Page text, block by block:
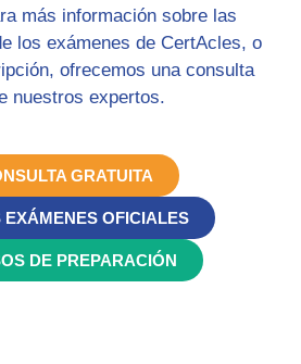
más información sobre las
los exámenes de CertAcles, o
ofrecemos una consulta
nuestros expertos.
GRATUITA
EXÁMENES OFICIALES
DE PREPARACIÓN